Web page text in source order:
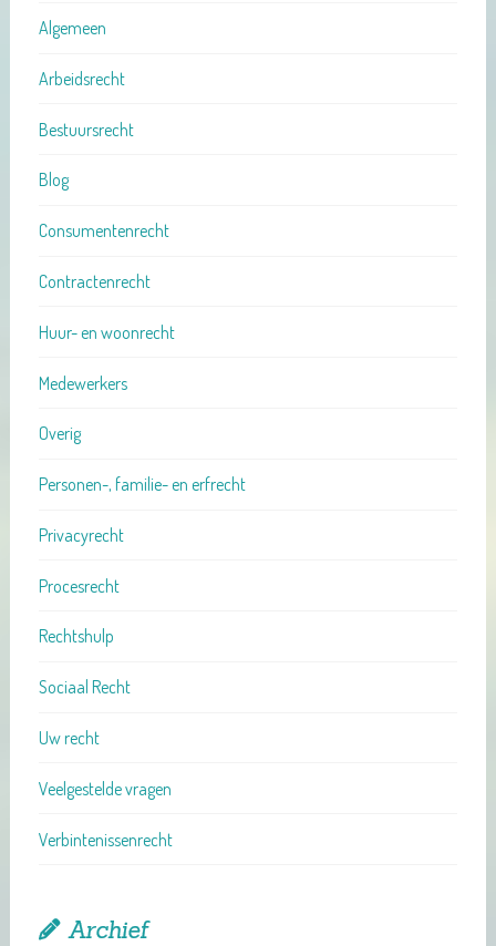
Algemeen
Arbeidsrecht
Bestuursrecht
Blog
Consumentenrecht
Contractenrecht
Huur- en woonrecht
Medewerkers
Overig
Personen-, familie- en erfrecht
Privacyrecht
Procesrecht
Rechtshulp
Sociaal Recht
Uw recht
Veelgestelde vragen
Verbintenissenrecht
Archief